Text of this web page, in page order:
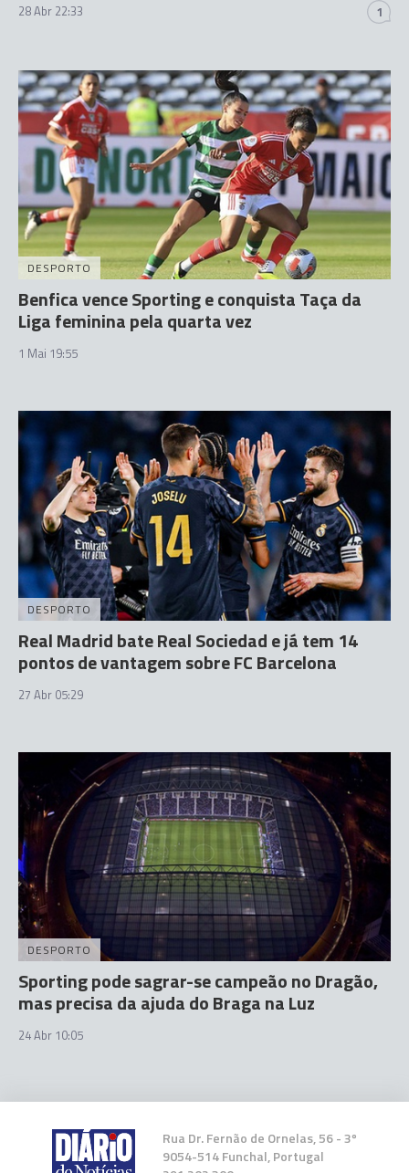
28 Abr 22:33 1
DESPORTO
Benfica vence Sporting e conquista Taça da
Liga feminina pela quarta vez
1 Mai 19:55
DESPORTO
Real Madrid bate Real Sociedad e já tem 14
pontos de vantagem sobre FC Barcelona
27 Abr 05:29
DESPORTO
Sporting pode sagrar-se campeão no Dragão,
mas precisa da ajuda do Braga na Luz
24 Abr 10:05
Rua Dr. Fernão de Ornelas, 56 - 3º
9054-514 Funchal, Portugal